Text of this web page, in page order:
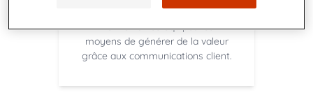
Organisez
Donnez à vos équipes les
moyens de générer de la valeur
grâce aux communications client.